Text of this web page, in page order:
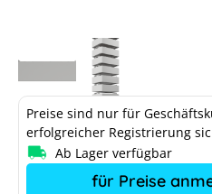
Preise sind nur für
erfolgreicher Registrierung
Ab Lager verfügbar
für Preise